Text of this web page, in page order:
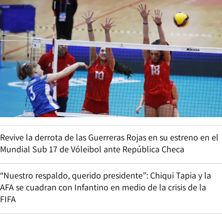
Revive la derrota de las Guerreras Rojas en su estreno en el
Mundial Sub 17 de Vóleibol ante República Checa
“Nuestro respaldo, querido presidente”: Chiqui Tapia y la
AFA se cuadran con Infantino en medio de la crisis de la
FIFA